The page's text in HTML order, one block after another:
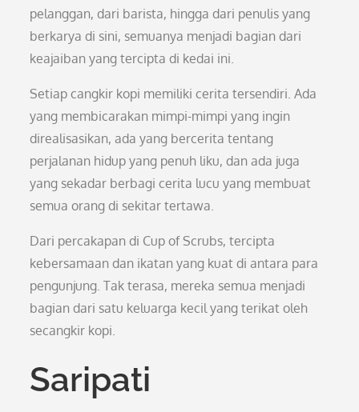
pelanggan, dari barista, hingga dari penulis yang
berkarya di sini, semuanya menjadi bagian dari
keajaiban yang tercipta di kedai ini.
Setiap cangkir kopi memiliki cerita tersendiri. Ada
yang membicarakan mimpi-mimpi yang ingin
direalisasikan, ada yang bercerita tentang
perjalanan hidup yang penuh liku, dan ada juga
yang sekadar berbagi cerita lucu yang membuat
semua orang di sekitar tertawa.
Dari percakapan di Cup of Scrubs, tercipta
kebersamaan dan ikatan yang kuat di antara para
pengunjung. Tak terasa, mereka semua menjadi
bagian dari satu keluarga kecil yang terikat oleh
secangkir kopi.
Saripati